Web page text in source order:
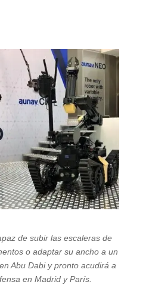
de subir las escaleras de
o adaptar su ancho a un
Abu Dabi y pronto acudirá a
en Madrid y París.